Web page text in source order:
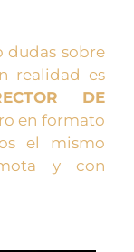
dudas sobre
realidad es
DE
en formato
el mismo
y con